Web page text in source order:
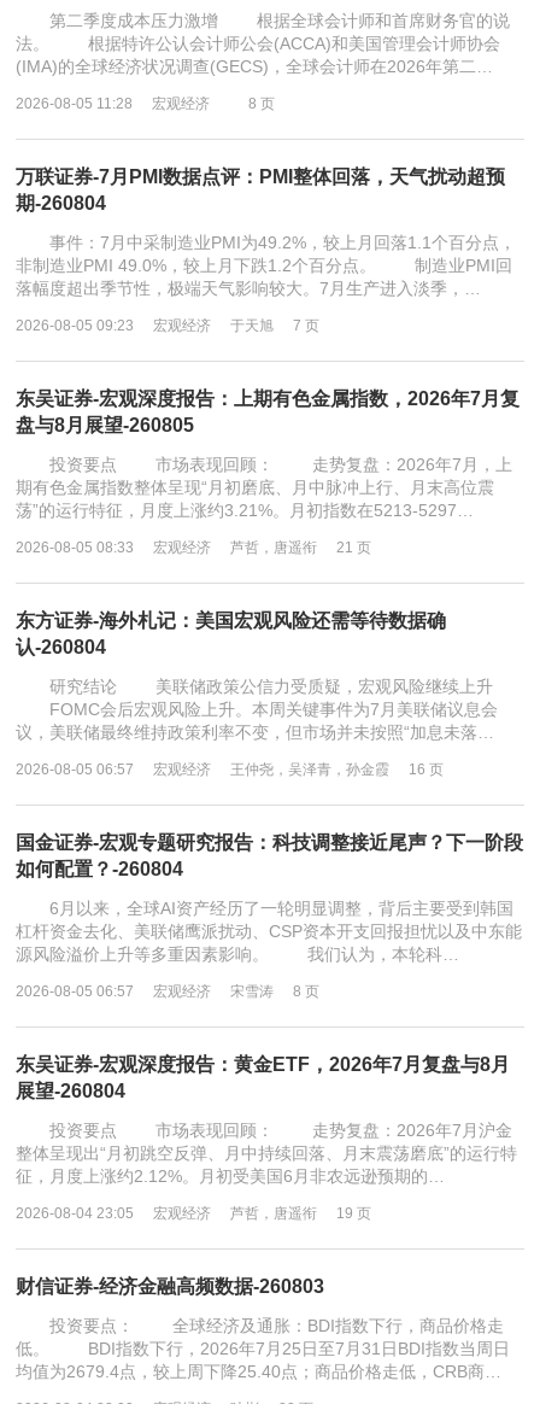
第二季度成本压力激增 根据全球会计师和首席财务官的说
法。 根据特许公认会计师公会(ACCA)和美国管理会计师协会
(IMA)的全球经济状况调查(GECS)，全球会计师在2026年第二…
2026-08-05 11:28 宏观经济 8 页
万联证券-7月PMI数据点评：PMI整体回落，天气扰动超预
期-260804
事件：7月中采制造业PMI为49.2%，较上月回落1.1个百分点，
非制造业PMI 49.0%，较上月下跌1.2个百分点。 制造业PMI回
落幅度超出季节性，极端天气影响较大。7月生产进入淡季，…
2026-08-05 09:23 宏观经济 于天旭 7 页
东吴证券-宏观深度报告：上期有色金属指数，2026年7月复
盘与8月展望-260805
投资要点 市场表现回顾： 走势复盘：2026年7月，上
期有色金属指数整体呈现“月初磨底、月中脉冲上行、月末高位震
荡”的运行特征，月度上涨约3.21%。月初指数在5213-5297…
2026-08-05 08:33 宏观经济 芦哲，唐遥衔 21 页
东方证券-海外札记：美国宏观风险还需等待数据确
认-260804
研究结论 美联储政策公信力受质疑，宏观风险继续上升
FOMC会后宏观风险上升。本周关键事件为7月美联储议息会
议，美联储最终维持政策利率不变，但市场并未按照“加息未落…
2026-08-05 06:57 宏观经济 王仲尧，吴泽青，孙金霞 16 页
国金证券-宏观专题研究报告：科技调整接近尾声？下一阶段
如何配置？-260804
6月以来，全球AI资产经历了一轮明显调整，背后主要受到韩国
杠杆资金去化、美联储鹰派扰动、CSP资本开支回报担忧以及中东能
源风险溢价上升等多重因素影响。 我们认为，本轮科…
2026-08-05 06:57 宏观经济 宋雪涛 8 页
东吴证券-宏观深度报告：黄金ETF，2026年7月复盘与8月
展望-260804
投资要点 市场表现回顾： 走势复盘：2026年7月沪金
整体呈现出“月初跳空反弹、月中持续回落、月末震荡磨底”的运行特
征，月度上涨约2.12%。月初受美国6月非农远逊预期的…
2026-08-04 23:05 宏观经济 芦哲，唐遥衔 19 页
财信证券-经济金融高频数据-260803
投资要点： 全球经济及通胀：BDI指数下行，商品价格走
低。 BDI指数下行，2026年7月25日至7月31日BDI指数当周日
均值为2679.4点，较上周下降25.40点；商品价格走低，CRB商…